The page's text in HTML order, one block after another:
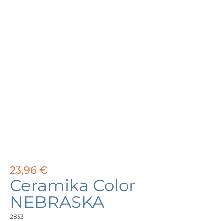
23,96 €
Ceramika Color
NEBRASKA
2833